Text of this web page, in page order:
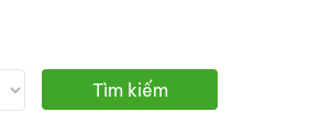
Tìm kiếm